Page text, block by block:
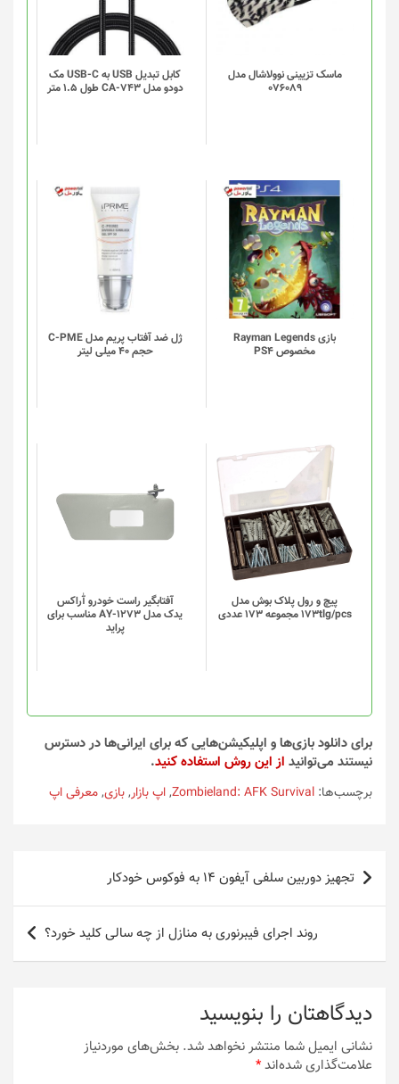
ماسک تزیینی نوولاشال مدل
076089
کابل تبدیل USB به USB-C مک
دودو مدل CA-743 طول 1.5 متر
بازی Rayman Legends
مخصوص PS4
ژل ضد آفتاب پریم مدل C-PME
حجم 40 میلی لیتر
پیچ و رول پلاک بوش مدل
173tlg/pcs مجموعه 173 عددی
محصول
دارای
انواع
مختلفی
می
باشد.
گزینه
ها
محصول
انتخاب
شوند
آفتابگیر راست خودرو آٰراکس
یدک مدل AY-1273 مناسب برای
پراید
محصول
دارای
انواع
مختلفی
گزینه
ها
محصول
انتخاب
شوند
برای دانلود بازی‌ها و اپلیکیشن‌هایی که برای ایرانی‌ها در دسترس
نیستند می‌توانید از این روش استفاده کنید.
برچسب‌ها: Zombieland: AFK Survival
,اپ بازار,بازی,معرفی اپ
راهبری
نوشته
تجهیز دوربین سلفی آیفون 14 به فوکوس خودکار
روند اجرای فیبرنوری به منازل از چه سالی کلید خورد؟
دیدگاهتان را بنویسید
نشانی ایمیل شما منتشر نخواهد شد. بخش‌های موردنیاز
علامت‌گذاری شده‌اند*